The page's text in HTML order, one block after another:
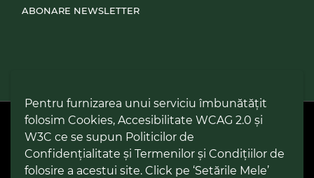
Pentru furnizarea unui serviciu îmbunătățit
folosim Cookies, Accesibilitate WCAG 2.0 și
W3C ce se supun Politicilor de
Confidențialitate și Termenilor și Condițiilor de
folosire a acestui site. Click pe ‘Setările Mele’
ABONARE NEWSLETTER
PPW @2026 |Hartă Website|Setări Cookies și Accesibilitate
Politică de utilizare Cookies|Politică de confidențialitate site
Termeni și condiții de utilizare a site-ului